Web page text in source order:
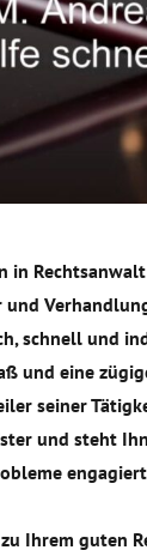
in
schnell und
und eine
seiner
und steht
Ihrem guten